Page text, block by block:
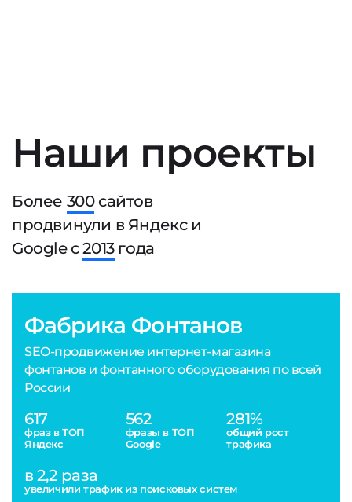
Наши проекты
Более 300сайтов
продвинули в Яндекс и
Google с2013года
Фабрика Фонтанов
SEO-продвижение интернет-магазина
фонтанов и фонтанного оборудования по всей
России
617
фраз в ТОП
Яндекс
562
фразы в ТОП
Google
281%
общий рост
трафика
в 2,2 раза
увеличили трафик из поисковых систем